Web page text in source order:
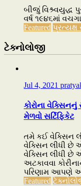
બીજું વિશ્ર્વયુદ્ધ
વર્ષ ૧૯૪૬માં
Featured
ટેક્નોલોજી
Jul 4, 2021
કોરોના વેક્સિનનું
મેળવો સર્ટિફિકેટ
તમે કઈ વેક્સિન
વેક્સિન લીધી છે
વેક્સિન લીધી છે
અટકાવવા
પરિણામ આપણે
Featured